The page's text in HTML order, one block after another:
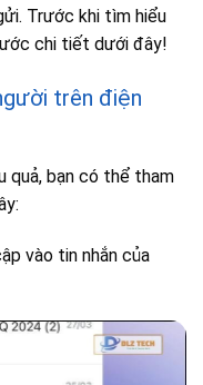
Trước khi tìm hiểu
chi tiết dưới đây!
trên điện
quả, bạn có thể tham
vào tin nhắn của